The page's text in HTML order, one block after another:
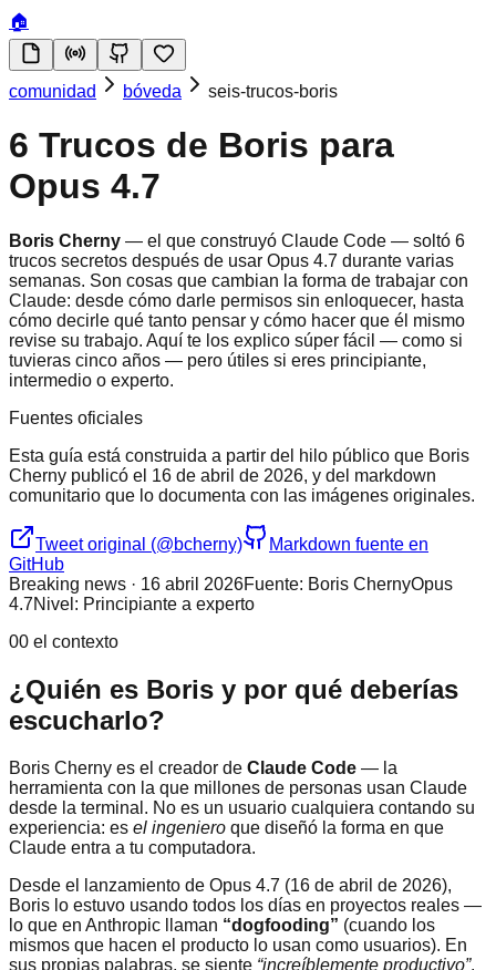
🏠
comunidad bóveda seis-trucos-boris
6 Trucos de Boris para
Opus 4.7
Boris Cherny — el que construyó Claude Code — soltó 6
trucos secretos después de usar Opus 4.7 durante varias
semanas. Son cosas que cambian la forma de trabajar con
Claude: desde cómo darle permisos sin enloquecer, hasta
cómo decirle qué tanto pensar y cómo hacer que él mismo
revise su trabajo. Aquí te los explico súper fácil — como si
tuvieras cinco años — pero útiles si eres principiante,
intermedio o experto.
Fuentes oficiales
Esta guía está construida a partir del hilo público que Boris
Cherny publicó el 16 de abril de 2026, y del markdown
comunitario que lo documenta con las imágenes originales.
Tweet original (@bcherny)
Markdown fuente en
GitHub
Breaking news · 16 abril 2026Fuente: Boris ChernyOpus
4.7Nivel: Principiante a experto
00 el contexto
¿Quién es Boris y por qué deberías
escucharlo?
Boris Cherny es el creador de Claude Code — la
herramienta con la que millones de personas usan Claude
desde la terminal. No es un usuario cualquiera contando su
experiencia: es el ingeniero que diseñó la forma en que
Claude entra a tu computadora.
Desde el lanzamiento de Opus 4.7 (16 de abril de 2026),
Boris lo estuvo usando todos los días en proyectos reales —
lo que en Anthropic llaman “dogfooding” (cuando los
mismos que hacen el producto lo usan como usuarios). En
sus propias palabras, se siente “increíblemente productivo”.